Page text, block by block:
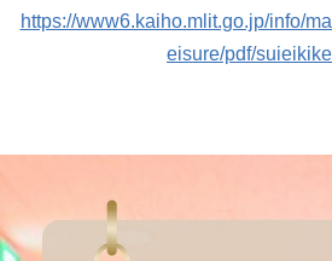
https://www6.kaiho.mlit.go.jp/info/
eisure/pdf/